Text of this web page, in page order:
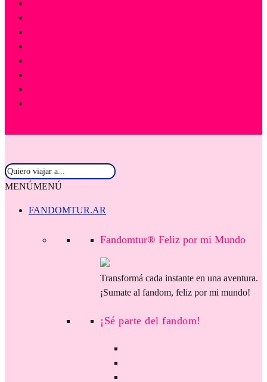
MENÚMENÚ
FANDOMTUR.AR
Fandomtur® Feliz por mi Mundo
Transformá cada instante en una aventura.
¡Sumate al fandom, feliz por mi mundo!
¡Sé parte del fandom!